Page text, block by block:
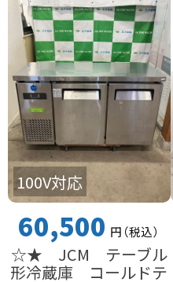
100V対応
60,500 円（税込）
☆★ JCM テーブル
形冷蔵庫 コールドテ